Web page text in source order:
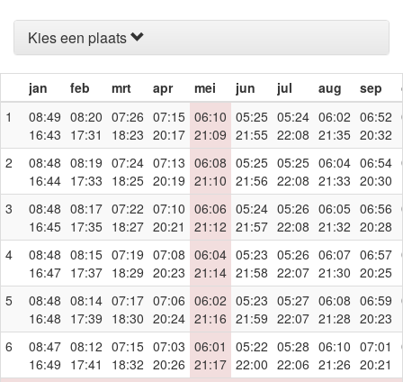
Kies een plaats
jan feb mrt apr mei jun jul aug sep
1
08:49
16:43
08:20
17:31
07:26
18:23
07:15
20:17
06:10
21:09
05:25
21:55
05:24
22:08
06:02
21:35
06:52
20:32
2
08:48
16:44
08:19
17:33
07:24
18:25
07:13
20:19
06:08
21:10
05:25
21:56
05:25
22:08
06:04
21:33
06:54
20:30
3
08:48
16:45
08:17
17:35
07:22
18:27
07:10
20:21
06:06
21:12
05:24
21:57
05:26
22:08
06:05
21:32
06:56
20:28
4
08:48
16:47
08:15
17:37
07:19
18:29
07:08
20:23
06:04
21:14
05:23
21:58
05:26
22:07
06:07
21:30
06:57
20:25
5
08:48
16:48
08:14
17:39
07:17
18:30
07:06
20:24
06:02
21:16
05:23
21:59
05:27
22:07
06:08
21:28
06:59
20:23
6
08:47
16:49
08:12
17:41
07:15
18:32
07:03
20:26
06:01
21:17
05:22
22:00
05:28
22:06
06:10
21:26
07:01
20:21